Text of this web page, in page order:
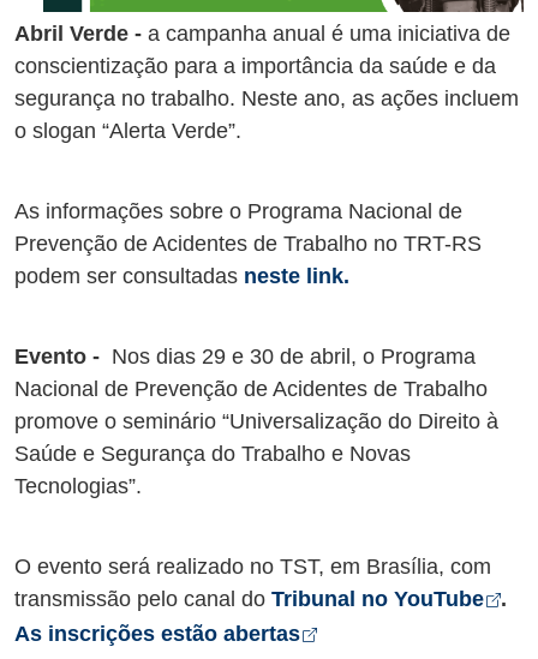
Abril Verde - a campanha anual é uma iniciativa de
conscientização para a importância da saúde e da
segurança no trabalho. Neste ano, as ações incluem
o slogan “Alerta Verde”.
As informações sobre o Programa Nacional de
Prevenção de Acidentes de Trabalho no TRT-RS
podem ser consultadas neste link.
Evento - Nos dias 29 e 30 de abril, o Programa
Nacional de Prevenção de Acidentes de Trabalho
promove o seminário “Universalização do Direito à
Saúde e Segurança do Trabalho e Novas
Tecnologias”.
O evento será realizado no TST, em Brasília, com
transmissão pelo canal do Tribunal no YouTube
.
As inscrições estão abertas
Abre em nova aba